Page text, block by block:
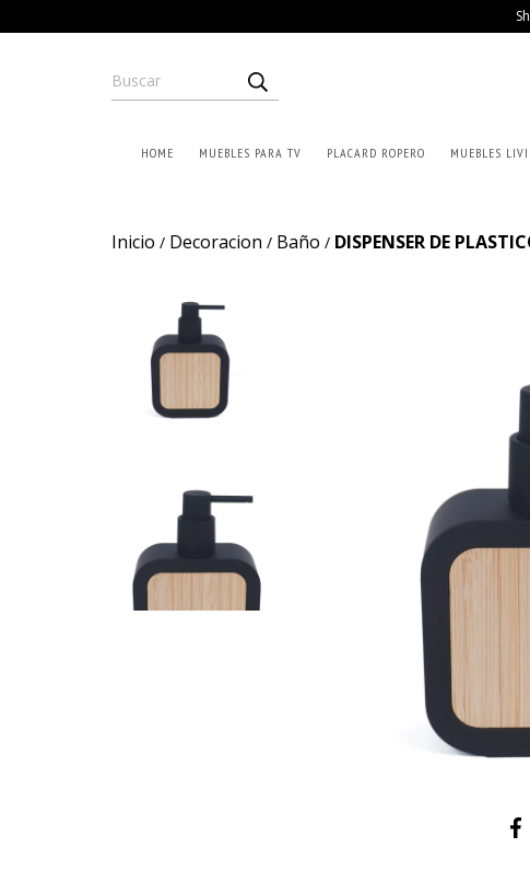
HOME MUEBLES PARA TV PLACARD ROPERO MUEBLES
Inicio / Decoracion / Baño / DISPENSER DE